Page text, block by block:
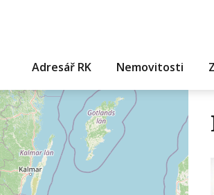
Adresář RK Nemovitosti